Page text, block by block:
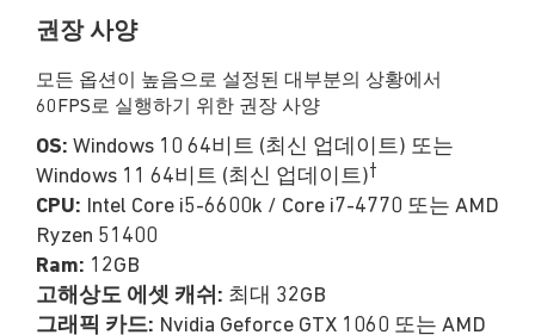
권장 사양
모든 옵션이 높음으로 설정된 대부분의 상황에서
60FPS로 실행하기 위한 권장 사양
OS: Windows 10 64비트 (최신 업데이트) 또는
Windows 11 64비트 (최신 업데이트)†
CPU: Intel Core i5-6600k / Core i7-4770 또는 AMD
Ryzen 51400
Ram: 12GB
고해상도 에셋 캐쉬: 최대 32GB
그래픽 카드: Nvidia Geforce GTX 1060 또는 AMD